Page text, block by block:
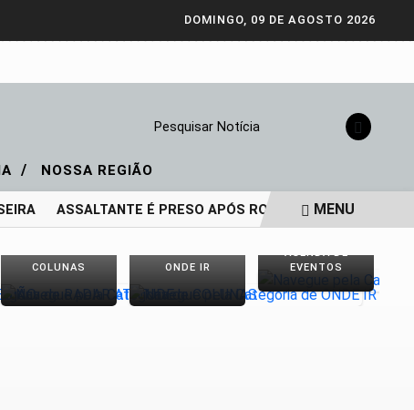
DOMINGO, 09 DE AGOSTO 2026
Pesquisar Notícia
/ NOSSA REGIÃO
ASSALTANTE É PRESO APÓS ROUBO COM TIROS EM
MENU
COLUNAS ONDE IR
AGENDA DE
EVENTOS